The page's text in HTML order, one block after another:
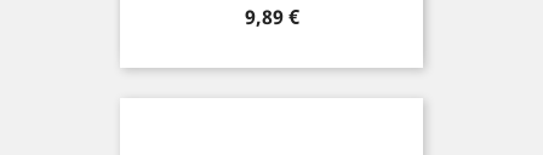
Preis
9,89 €